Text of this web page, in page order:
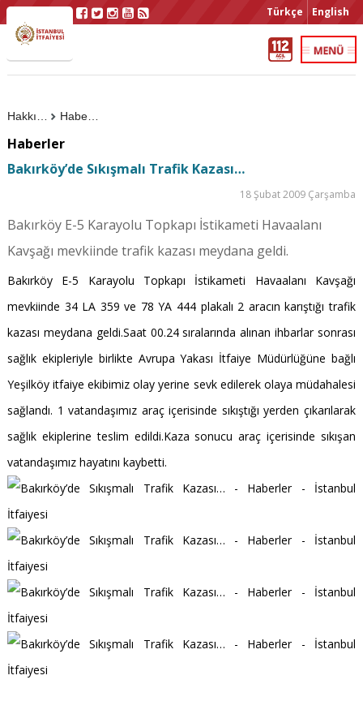
Türkçe English
Haberler
Haberler
Bakırköy’de Sıkışmalı Trafik Kazası…
18 Şubat 2009 Çarşamba
Bakırköy E-5 Karayolu Topkapı İstikameti Havaalanı
Kavşağı mevkiinde trafik kazası meydana geldi.
Bakırköy E-5 Karayolu Topkapı İstikameti Havaalanı Kavşağı
mevkiinde 34 LA 359 ve 78 YA 444 plakalı 2 aracın karıştığı trafik
kazası meydana geldi.Saat 00.24 sıralarında alınan ihbarlar sonrası
sağlık ekipleriyle birlikte Avrupa Yakası İtfaiye Müdürlüğüne bağlı
Yeşilköy itfaiye ekibimiz olay yerine sevk edilerek olaya müdahalesi
sağlandı. 1 vatandaşımız araç içerisinde sıkıştığı yerden çıkarılarak
sağlık ekiplerine teslim edildi.Kaza sonucu araç içerisinde sıkışan
vatandaşımız hayatını kaybetti.